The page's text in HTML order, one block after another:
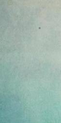
शिक्षक
शिक्षक
रिपोर्ट्स के